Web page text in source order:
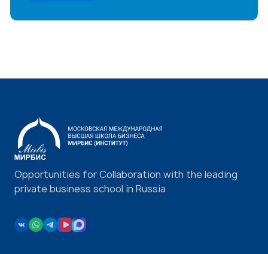
Opportunities for Collaboration with the leading
private business school in Russia